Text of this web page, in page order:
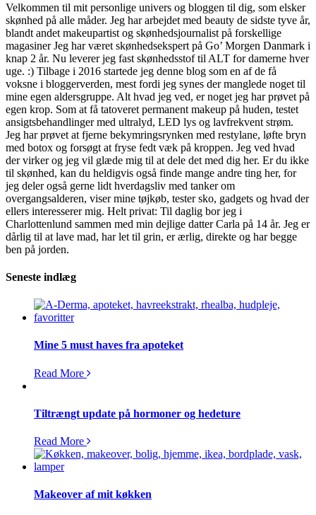
Velkommen til mit personlige univers og bloggen til dig, som elsker
skønhed på alle måder. Jeg har arbejdet med beauty de sidste tyve år,
blandt andet makeupartist og skønhedsjournalist på forskellige
magasiner Jeg har været skønhedsekspert på Go’ Morgen Danmark i
knap 2 år. Nu leverer jeg fast skønhedsstof til ALT for damerne hver
uge. :) Tilbage i 2016 startede jeg denne blog som en af de få
voksne i bloggerverden, mest fordi jeg synes der manglede noget til
mine egen aldersgruppe. Alt hvad jeg ved, er noget jeg har prøvet på
egen krop. Som at få tatoveret permanent makeup på huden, testet
ansigtsbehandlinger med ultralyd, LED lys og lavfrekvent strøm.
Jeg har prøvet at fjerne bekymringsrynken med restylane, løfte bryn
med botox og forsøgt at fryse fedt væk på kroppen. Jeg ved hvad
der virker og jeg vil glæde mig til at dele det med dig her. Er du ikke
til skønhed, kan du heldigvis også finde mange andre ting her, for
jeg deler også gerne lidt hverdagsliv med tanker om
overgangsalderen, viser mine tøjkøb, tester sko, gadgets og hvad der
ellers interesserer mig. Helt privat: Til daglig bor jeg i
Charlottenlund sammen med min dejlige datter Carla på 14 år. Jeg er
dårlig til at lave mad, har let til grin, er ærlig, direkte og har begge
ben på jorden.
Seneste indlæg
Mine 5 must haves fra apoteket
Read More
Tiltrængt update på hormoner og hedeture
Read More
Makeover af mit køkken